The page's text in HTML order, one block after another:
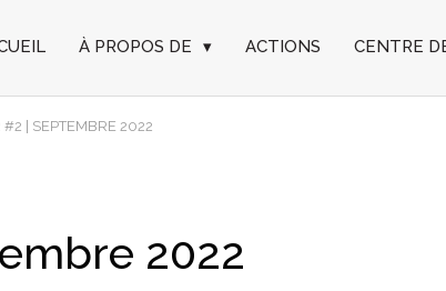
À PROPOS DE ▾ ACTIONS CENTRE
#2 | SEPTEMBRE 2022
2022